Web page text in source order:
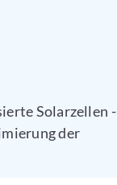
Solarzellen -
der